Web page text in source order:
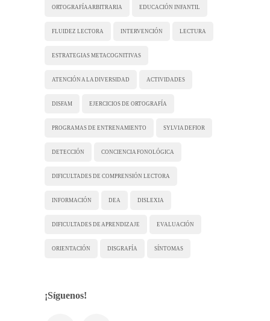
ORTOGRAFÍA ARBITRARIA EDUCACIÓN INFANTIL
FLUIDEZ LECTORA INTERVENCIÓN LECTURA
ESTRATEGIAS METACOGNITIVAS
ATENCIÓN A LA DIVERSIDAD ACTIVIDADES
DISFAM EJERCICIOS DE ORTOGRAFÍA
PROGRAMAS DE ENTRENAMIENTO SYLVIA DEFIOR
DETECCIÓN CONCIENCIA FONOLÓGICA
DIFICULTADES DE COMPRENSIÓN LECTORA
INFORMACIÓN DEA DISLEXIA
DIFICULTADES DE APRENDIZAJE EVALUACIÓN
ORIENTACIÓN DISGRAFÍA SÍNTOMAS
¡Síguenos!